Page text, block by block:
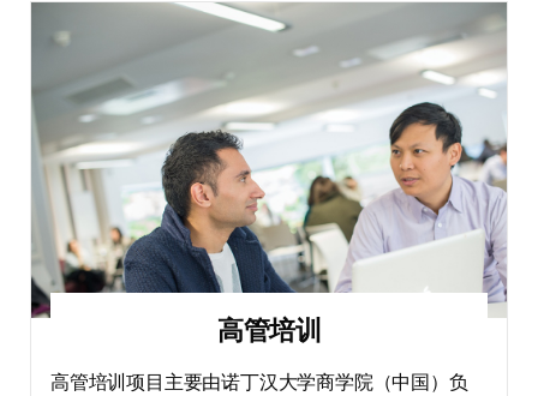
高管培训
高管培训项目主要由诺丁汉大学商学院（中国）负